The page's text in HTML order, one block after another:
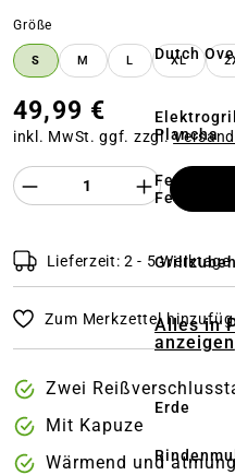
Dutch
Plancha
Alles in
anzeigen
Erde
Größe
S M L XL
49,99 €
inkl. MwSt. ggf. zzgl.
Produkt Anzahl
Lieferzeit: 2 - 5 Werktage
Zum Merkzettel
Zwei
Mit Kapuze
Wärmend und